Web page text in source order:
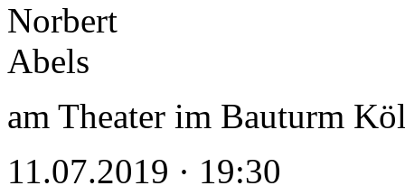
am Theater im Bauturm
11.07.2019 · 19:30